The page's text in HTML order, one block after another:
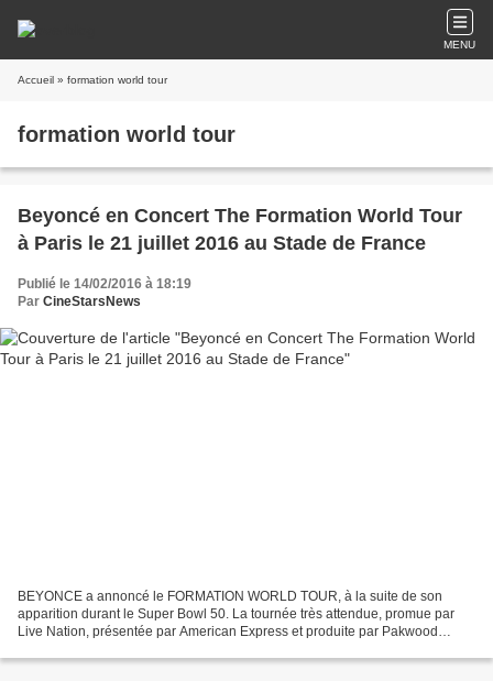
MENU
Accueil » formation world tour
formation world tour
Beyoncé en Concert The Formation World Tour
à Paris le 21 juillet 2016 au Stade de France
Publié le 14/02/2016 à 18:19
Par CineStarsNews
BEYONCE a annoncé le FORMATION WORLD TOUR, à la suite de son
apparition durant le Super Bowl 50. La tournée très attendue, promue par
Live Nation, présentée par American Express et produite par Pakwood